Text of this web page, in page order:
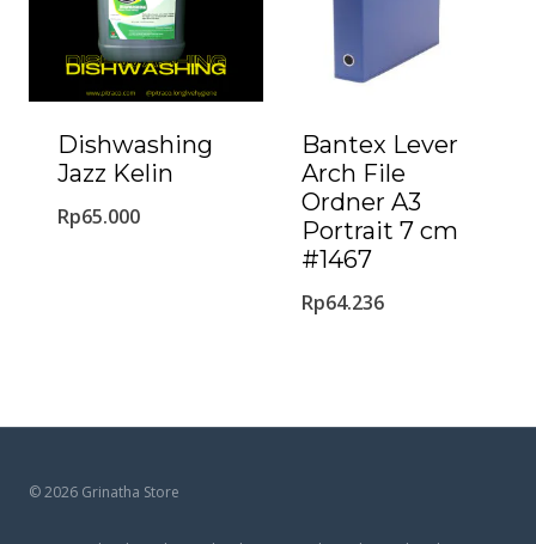
Dishwashing
Jazz Kelin
Rp65.000
Bantex Lever
Arch File
Ordner A3
Portrait 7 cm
#1467
Rp64.236
© 2026 Grinatha Store